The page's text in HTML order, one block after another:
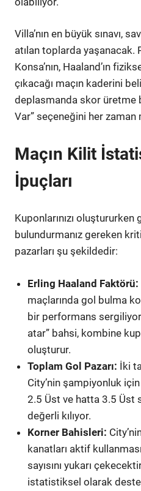
Villa’nın en büyük sınavı,
atılan toplarda yaşanacak.
Konsa’nın, Haaland’ın
çıkacağı maçın kaderini
deplasmanda skor üretme
Var” seçeneğini her
Maçın Kilit
İpuçları
Kuponlarınızı oluştururken
bulundurmanız gereken
pazarları şu şekildedir:
Erling Haaland Faktörü:
maçlarında gol bulma
bir performans
atar” bahsi, kombine
oluşturur.
Toplam Gol Pazarı: İki
City’nin şampiyonluk
2.5 Üst ve hatta 3.5 Üst
değerli kılıyor.
Korner Bahisleri:
kanatları aktif
sayısını yukarı
istatistiksel olarak